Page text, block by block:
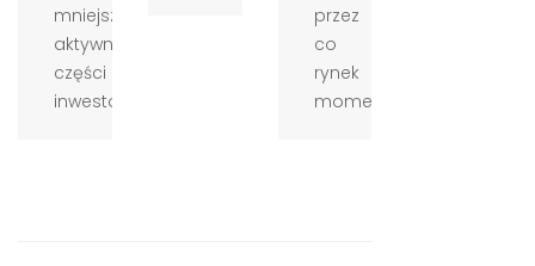
mniejsza
aktywność
części
inwestor...
przez
co
rynek
momentam...